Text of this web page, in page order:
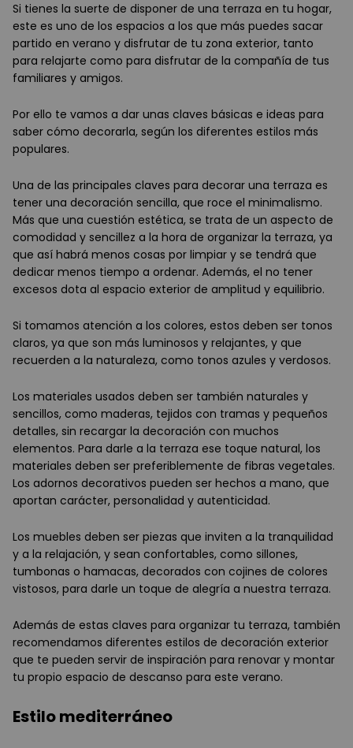
Si tienes la suerte de disponer de una terraza en tu hogar,
este es uno de los espacios a los que más puedes sacar
partido en verano y disfrutar de tu zona exterior, tanto
para relajarte como para disfrutar de la compañía de tus
familiares y amigos.
Por ello te vamos a dar unas claves básicas e ideas para
saber cómo decorarla, según los diferentes estilos más
populares.
Una de las principales claves para decorar una terraza es
tener una decoración sencilla, que roce el minimalismo.
Más que una cuestión estética, se trata de un aspecto de
comodidad y sencillez a la hora de organizar la terraza, ya
que así habrá menos cosas por limpiar y se tendrá que
dedicar menos tiempo a ordenar. Además, el no tener
excesos dota al espacio exterior de amplitud y equilibrio.
Si tomamos atención a los colores, estos deben ser tonos
claros, ya que son más luminosos y relajantes, y que
recuerden a la naturaleza, como tonos azules y verdosos.
Los materiales usados deben ser también naturales y
sencillos, como maderas, tejidos con tramas y pequeños
detalles, sin recargar la decoración con muchos
elementos. Para darle a la terraza ese toque natural, los
materiales deben ser preferiblemente de fibras vegetales.
Los adornos decorativos pueden ser hechos a mano, que
aportan carácter, personalidad y autenticidad.
Los muebles deben ser piezas que inviten a la tranquilidad
y a la relajación, y sean confortables, como sillones,
tumbonas o hamacas, decorados con cojines de colores
vistosos, para darle un toque de alegría a nuestra terraza.
Además de estas claves para organizar tu terraza, también
recomendamos diferentes estilos de decoración exterior
que te pueden servir de inspiración para renovar y montar
tu propio espacio de descanso para este verano.
Estilo mediterráneo